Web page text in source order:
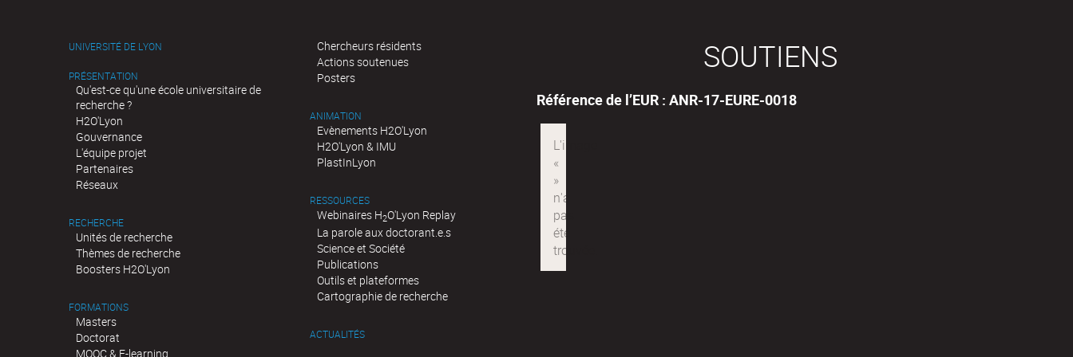
UNIVERSITÉ DE LYON
PRÉSENTATION
Qu'est-ce qu'une école universitaire de
recherche ?
H2O'Lyon
Gouvernance
L'équipe projet
Partenaires
Réseaux
RECHERCHE
Unités de recherche
Thèmes de recherche
Boosters H2O'Lyon
FORMATIONS
Masters
Doctorat
MOOC & E-learning
Chercheurs résidents
Actions soutenues
Posters
ANIMATION
Evènements H2O'Lyon
H2O'Lyon & IMU
PlastInLyon
RESSOURCES
Webinaires H2O'Lyon Replay
La parole aux doctorant.e.s
Science et Société
Publications
Outils et plateformes
Cartographie de recherche
ACTUALITÉS
SOUTIENS
Référence de l’EUR : ANR-17-EURE-0018